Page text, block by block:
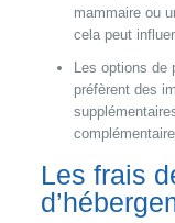
mammaire ou
cela peut
Les options de
préfèrent des
Les frais